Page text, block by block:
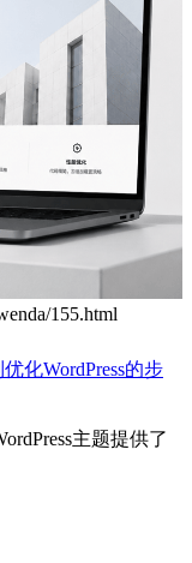
155.html
化WordPress的步
主题提供了